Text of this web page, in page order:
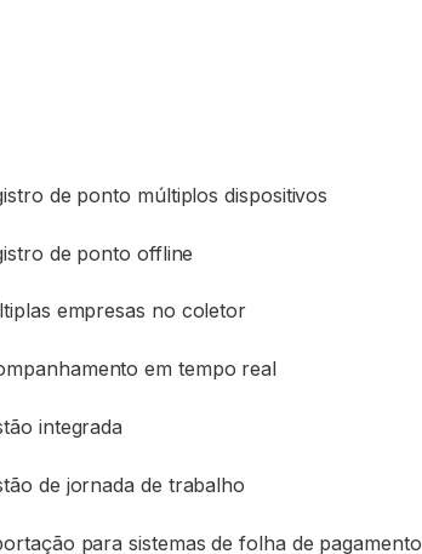
de ponto múltiplos dispositivos
de ponto offline
empresas no coletor
em tempo real
integrada
de jornada de trabalho
para sistemas de folha de pagamento